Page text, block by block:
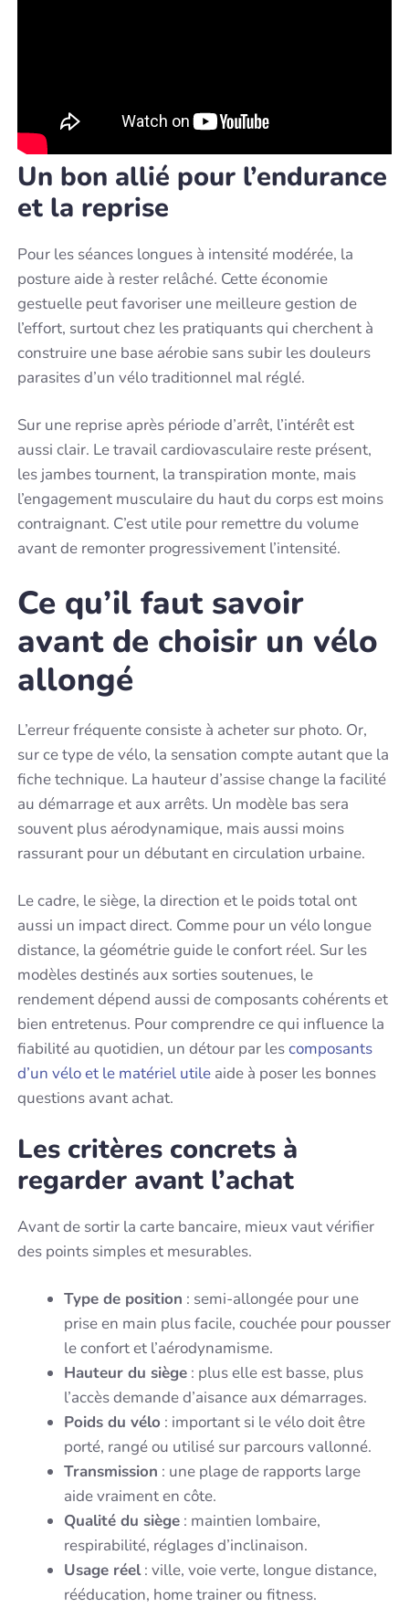
Un bon allié pour l’endurance
et la reprise
Pour les séances longues à intensité modérée, la
posture aide à rester relâché. Cette économie
gestuelle peut favoriser une meilleure gestion de
l’effort, surtout chez les pratiquants qui cherchent à
construire une base aérobie sans subir les douleurs
parasites d’un vélo traditionnel mal réglé.
Sur une reprise après période d’arrêt, l’intérêt est
aussi clair. Le travail cardiovasculaire reste présent,
les jambes tournent, la transpiration monte, mais
l’engagement musculaire du haut du corps est moins
contraignant. C’est utile pour remettre du volume
avant de remonter progressivement l’intensité.
Ce qu’il faut savoir
avant de choisir un vélo
allongé
L’erreur fréquente consiste à acheter sur photo. Or,
sur ce type de vélo, la sensation compte autant que la
fiche technique. La hauteur d’assise change la facilité
au démarrage et aux arrêts. Un modèle bas sera
souvent plus aérodynamique, mais aussi moins
rassurant pour un débutant en circulation urbaine.
Le cadre, le siège, la direction et le poids total ont
aussi un impact direct. Comme pour un vélo longue
distance, la géométrie guide le confort réel. Sur les
modèles destinés aux sorties soutenues, le
rendement dépend aussi de composants cohérents et
bien entretenus. Pour comprendre ce qui influence la
fiabilité au quotidien, un détour par lescomposants
d’un vélo et le matériel utile aide à poser les bonnes
questions avant achat.
Les critères concrets à
regarder avant l’achat
Avant de sortir la carte bancaire, mieux vaut vérifier
des points simples et mesurables.
Type de position : semi-allongée pour une
prise en main plus facile, couchée pour pousser
le confort et l’aérodynamisme.
Hauteur du siège : plus elle est basse, plus
l’accès demande d’aisance aux démarrages.
Poids du vélo : important si le vélo doit être
porté, rangé ou utilisé sur parcours vallonné.
Transmission : une plage de rapports large
aide vraiment en côte.
Qualité du siège : maintien lombaire,
respirabilité, réglages d’inclinaison.
Usage réel: ville, voie verte, longue distance,
rééducation, home trainer ou fitness.